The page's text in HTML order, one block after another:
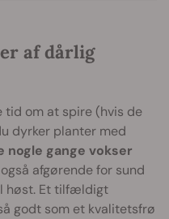
af dårlig
tid om at spire (hvis de
dyrker planter med
nogle gange vokser
afgørende for sund
høst. Et tilfældigt
godt som et kvalitetsfrø